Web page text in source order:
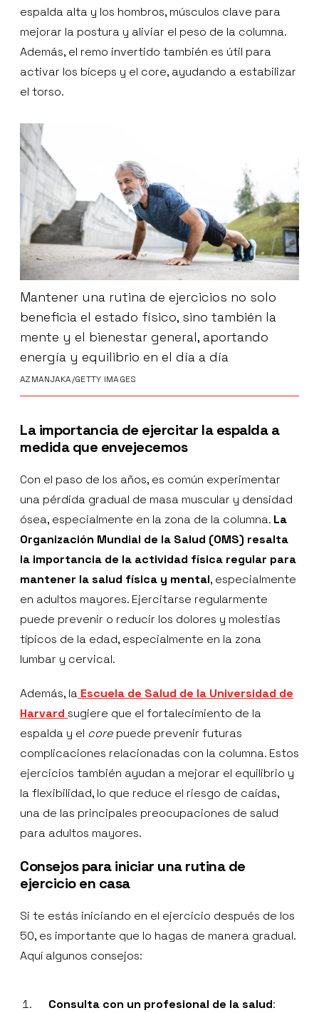
espalda alta y los hombros, músculos clave para
mejorar la postura y aliviar el peso de la columna.
Además, el remo invertido también es útil para
activar los bíceps y el core, ayudando a estabilizar
el torso.
Mantener una rutina de ejercicios no solo
beneficia el estado físico, sino también la
mente y el bienestar general, aportando
energía y equilibrio en el día a día
AZMANJAKA/GETTY IMAGES
La importancia de ejercitar la espalda a
medida que envejecemos
Con el paso de los años, es común experimentar
una pérdida gradual de masa muscular y densidad
ósea, especialmente en la zona de la columna. La
Organización Mundial de la Salud (OMS) resalta
la importancia de la actividad física regular para
mantener la salud física y mental, especialmente
en adultos mayores. Ejercitarse regularmente
puede prevenir o reducir los dolores y molestias
típicos de la edad, especialmente en la zona
lumbar y cervical.
Además, la Escuela de Salud de la Universidad de
Harvard sugiere que el fortalecimiento de la
espalda y el core puede prevenir futuras
complicaciones relacionadas con la columna. Estos
ejercicios también ayudan a mejorar el equilibrio y
la flexibilidad, lo que reduce el riesgo de caídas,
una de las principales preocupaciones de salud
para adultos mayores.
Consejos para iniciar una rutina de
ejercicio en casa
Si te estás iniciando en el ejercicio después de los
50, es importante que lo hagas de manera gradual.
Aquí algunos consejos:
Consulta con un profesional de la salud: